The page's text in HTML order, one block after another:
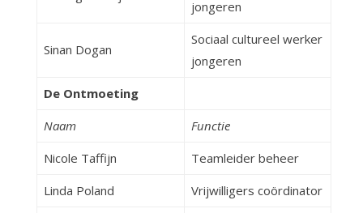
jongeren
Sinan Dogan
Sociaal cultureel werker
jongeren
De Ontmoeting
Naam
Functie
Nicole Taffijn
Teamleider beheer
Linda Poland
Vrijwilligers coördinator